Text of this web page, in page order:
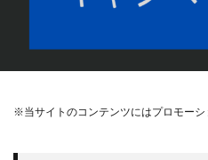
※当サイトのコンテンツにはプロモー